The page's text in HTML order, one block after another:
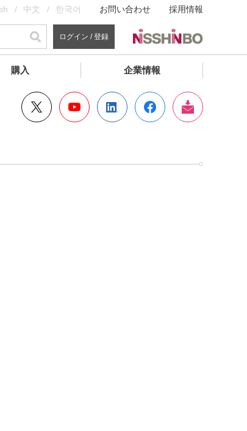
中文 한국어 お問い合わせ 採用情報
ログイン / 登録
購入 企業情報